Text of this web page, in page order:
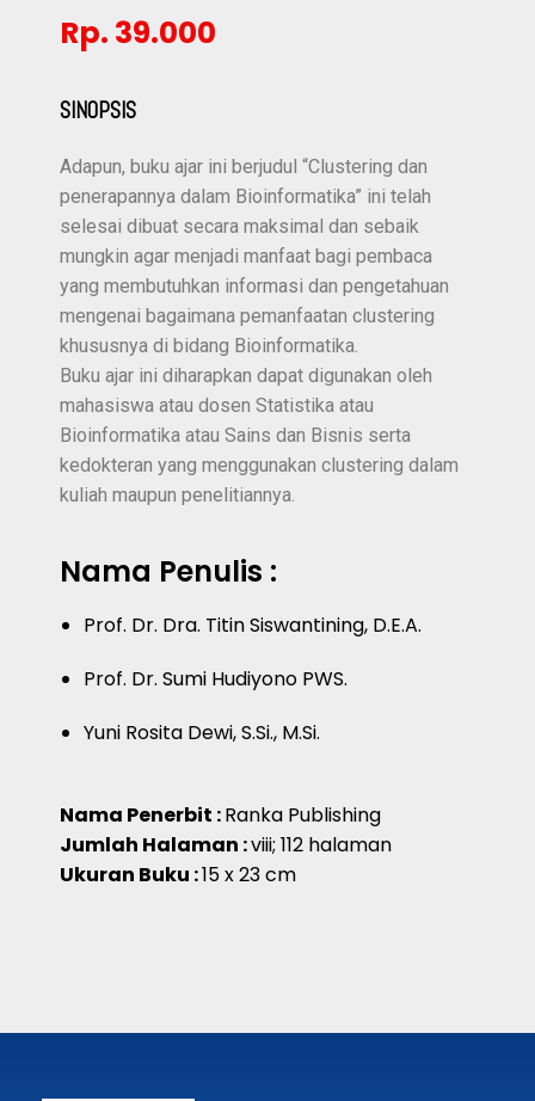
Rp. 39.000
SINOPSIS
Adapun, buku ajar ini berjudul “Clustering dan
penerapannya dalam Bioinformatika” ini telah
selesai dibuat secara maksimal dan sebaik
mungkin agar menjadi manfaat bagi pembaca
yang membutuhkan informasi dan pengetahuan
mengenai bagaimana pemanfaatan clustering
khususnya di bidang Bioinformatika.
Buku ajar ini diharapkan dapat digunakan oleh
mahasiswa atau dosen Statistika atau
Bioinformatika atau Sains dan Bisnis serta
kedokteran yang menggunakan clustering dalam
kuliah maupun penelitiannya.
Nama Penulis :
Prof. Dr. Dra. Titin Siswantining, D.E.A.
Prof. Dr. Sumi Hudiyono PWS.
Yuni Rosita Dewi, S.Si., M.Si.
Nama Penerbit :Ranka Publishing
Jumlah Halaman :viii; 112 halaman
Ukuran Buku :15 x 23 cm